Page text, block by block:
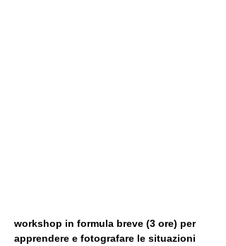
workshop in formula breve (3 ore) per
apprendere e fotografare le situazioni